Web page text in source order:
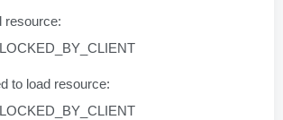
resource:
to load resource: